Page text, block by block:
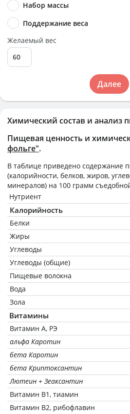
Химический состав и анализ
Пищевая ценность и
фольге".
В таблице приведено содержание
(калорийности, белков, жиров,
минералов) на 100 грамм
Нутриент
Калорийность
Белки
Жиры
Углеводы
Углеводы (общие)
Пищевые волокна
Вода
Зола
Витамины
Витамин А, РЭ
альфа Каротин
бета Каротин
бета Криптоксантин
Лютеин + Зеаксантин
Витамин В1, тиамин
Витамин В2, рибофлавин
Набор массы
Поддержание веса
Желаемый вес
Далее